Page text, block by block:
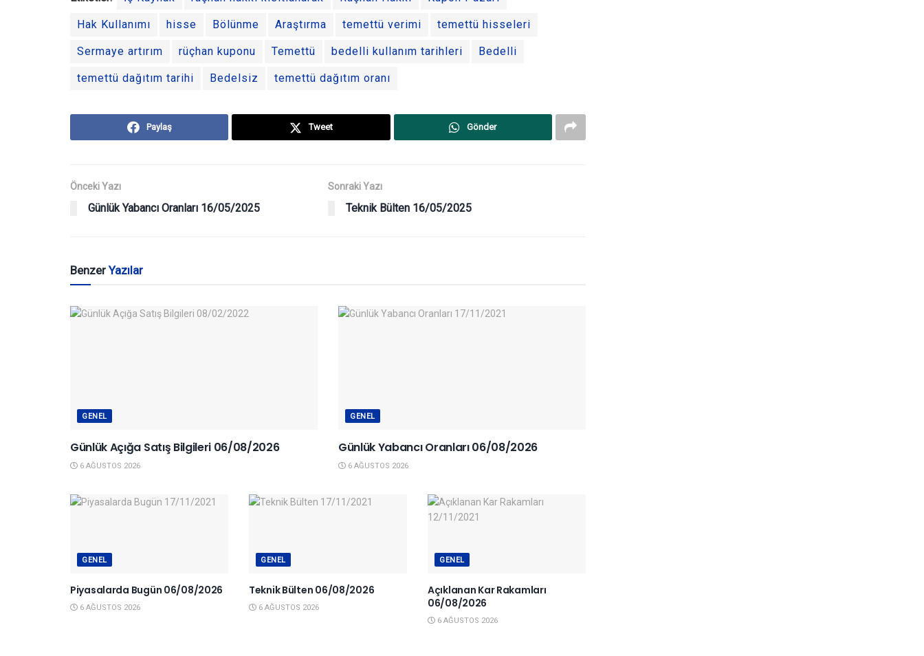
Hak Kullanımı hisse Bölünme Araştırma temettü verimi temettü hisseleri
Sermaye artırım rüçhan kuponu Temettü bedelli kullanım tarihleri Bedelli
temettü dağıtım tarihi Bedelsiz temettü dağıtım oranı
Paylaş Tweet Gönder
Önceki Yazı
Günlük Yabancı Oranları 16/05/2025
Sonraki Yazı
Teknik Bülten 16/05/2025
BenzerYazılar
GENEL
Günlük Açığa Satış Bilgileri 06/08/2026
6 AĞUSTOS 2026
GENEL
Günlük Yabancı Oranları 06/08/2026
6 AĞUSTOS 2026
GENEL
Piyasalarda Bugün 06/08/2026
6 AĞUSTOS 2026
GENEL
Teknik Bülten 06/08/2026
6 AĞUSTOS 2026
GENEL
Açıklanan Kar Rakamları
06/08/2026
6 AĞUSTOS 2026